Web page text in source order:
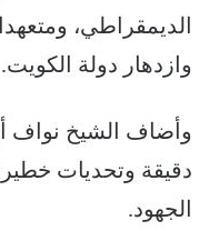
الديمقراطي،
وازدهار دولة الكويت.
وأضاف الشيخ نواف
دقيقة وتحديات خطيرة
الجهود.